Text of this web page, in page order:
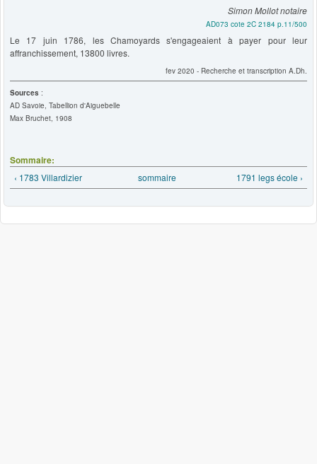
Simon Mollot notaire
AD073 cote 2C 2184 p.11/500
Le 17 juin 1786, les Chamoyards s'engageaient à payer pour leur
affranchissement, 13800 livres.
fev 2020 - Recherche et transcription A.Dh.
Sources :
AD Savoie, Tabellion d'Aiguebelle
Max Bruchet, 1908
Sommaire:
‹ 1783 Villardizier sommaire 1791 legs école ›